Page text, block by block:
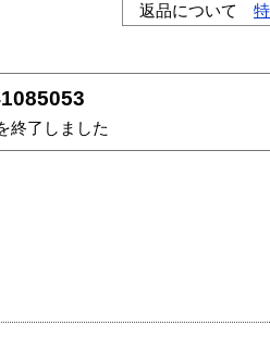
返品について
終了しました